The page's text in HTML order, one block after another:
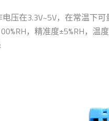
压在3.3V~5V，在常温下
，精准度±5%RH，